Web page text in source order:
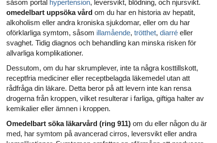
såsom portal hypertension, leversvikt, blödning, och njursvikt.
omedelbart uppsöka vård om du har en historia av hepatit,
alkoholism eller andra kroniska sjukdomar, eller om du har
oförklarliga symtom, såsom illamående, trötthet, diarré eller
svaghet. Tidig diagnos och behandling kan minska risken för
allvarliga komplikationer.
Dessutom, om du har skrumplever, inte ta några kosttillskott,
receptfria mediciner eller receptbelagda läkemedel utan att
rådfråga din läkare. Detta beror på att levern inte kan rensa
drogerna från kroppen, vilket resulterar i farliga, giftiga halter av
kemikalier eller ämnen i kroppen.
Omedelbart söka läkarvård (ring 911) om du eller någon du är
med, har symtom på avancerad cirros, leversvikt eller andra